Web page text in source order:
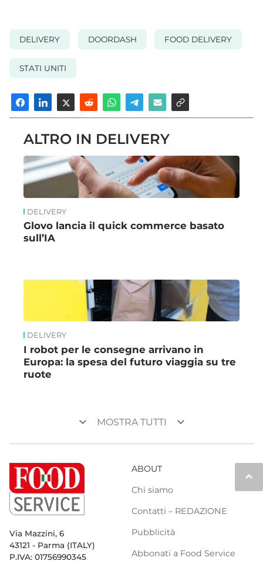
DELIVERY DOORDASH FOOD DELIVERY
STATI UNITI
ALTRO IN DELIVERY
DELIVERY
Glovo lancia il quick commerce basato
sull’IA
DELIVERY
I robot per le consegne arrivano in
Europa: la spesa del futuro viaggia su tre
ruote
keyboard_arrow_down MOSTRA TUTTI keyboard_arrow_down
keyboard_arrow_up
Via Mazzini, 6
43121 - Parma (ITALY)
P.IVA: 01756990345
ABOUT
Chi siamo
Contatti – REDAZIONE
Pubblicità
Abbonati a Food Service